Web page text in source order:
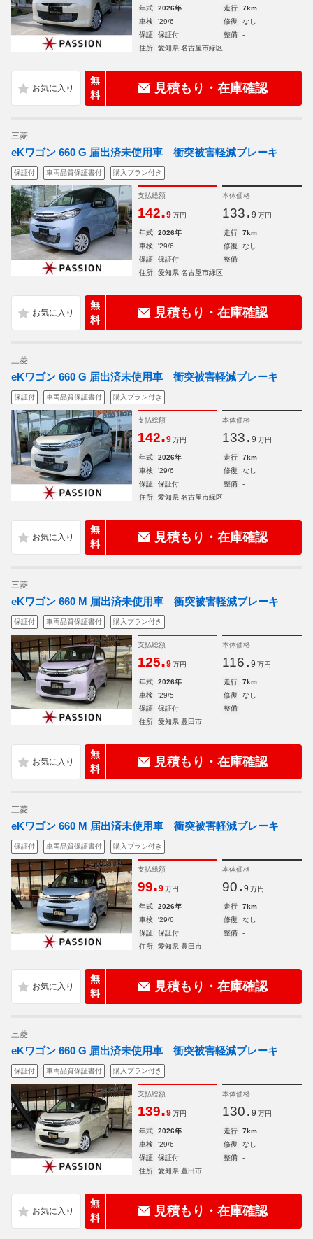
年式 2026年 走行
7km
車検
'29/6 修復
なし
保証
保証付 整備
-
住所
愛知県 名古屋市緑区
無
料
見積もり・在庫確認
三菱
eKワゴン 660 G 届出済未使用車 衝突被害軽減ブレーキ
保証付 車両品質保証書付 購入プラン付き
支払総額
142.9 万円
本体価格
133. 9 万円
年式 2026年 走行
7km
車検
'29/6 修復
なし
保証
保証付 整備
-
住所
愛知県 名古屋市緑区
無
料
見積もり・在庫確認
三菱
eKワゴン 660 G 届出済未使用車 衝突被害軽減ブレーキ
保証付 車両品質保証書付 購入プラン付き
支払総額
142.9 万円
本体価格
133. 9 万円
年式 2026年 走行
7km
車検
'29/6 修復
なし
保証
保証付 整備
-
住所
愛知県 名古屋市緑区
無
料
見積もり・在庫確認
三菱
eKワゴン 660 M 届出済未使用車 衝突被害軽減ブレーキ
保証付 車両品質保証書付 購入プラン付き
支払総額
125.9 万円
本体価格
116. 9 万円
年式 2026年 走行
7km
車検
'29/5 修復
なし
保証
保証付 整備
-
住所
愛知県 豊田市
無
料
見積もり・在庫確認
三菱
eKワゴン 660 M 届出済未使用車 衝突被害軽減ブレーキ
保証付 車両品質保証書付 購入プラン付き
支払総額
99.9 万円
本体価格
90. 9 万円
年式 2026年 走行
7km
車検
'29/6 修復
なし
保証
保証付 整備
-
住所
愛知県 豊田市
無
料
見積もり・在庫確認
三菱
eKワゴン 660 G 届出済未使用車 衝突被害軽減ブレーキ
保証付 車両品質保証書付 購入プラン付き
支払総額
139.9 万円
本体価格
130. 9 万円
年式 2026年 走行
7km
車検
'29/6 修復
なし
保証
保証付 整備
-
住所
愛知県 豊田市
無
料
見積もり・在庫確認